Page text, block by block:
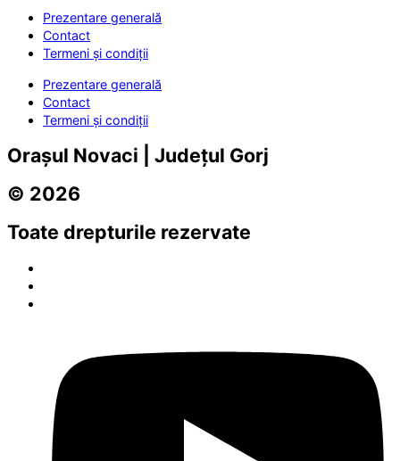
Prezentare generală
Contact
Termeni și condiții
Prezentare generală
Contact
Termeni și condiții
Orașul Novaci | Județul Gorj
© 2026
Toate drepturile rezervate